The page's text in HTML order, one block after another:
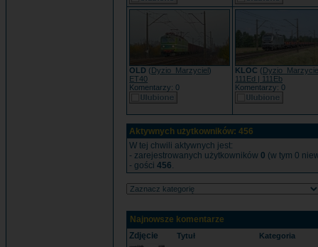
OLD (Dyzio_Marzyciel)
ET40
Komentarzy: 0
KLOC (
111Ed | 111Eb
Komentarzy: 0
Aktywnych użytkowników: 456
W tej chwili aktywnych jest:
- zarejestrowanych użytkowników 0 (w tym 0
- gości 456.
Najnowsze komentarze
Zdjęcie
Tytuł Kategoria